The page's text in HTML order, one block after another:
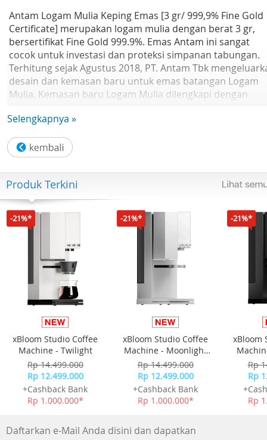
Antam Logam Mulia Keping Emas [3 gr/ 999,9% Fine Gold
Certificate] merupakan logam mulia dengan berat 3 gr,
bersertifikat Fine Gold 999.9%. Emas Antam ini sangat
cocok untuk investasi dan proteksi simpanan tabungan.
Terhitung sejak Agustus 2018, PT. Antam Tbk
desain dan kemasan baru untuk emas batangan Logam
Mulia. Kemasan baru Logam Mulia dilengkapi dengan
produk dapat diperiksa melalui aplikasi CertiEyeTM
Perhatian: Membuka atau merusak segel kemasan baru
Logam Mulia sama dengan merusak sertifikasi produk
PT. Antam Tbk
Fitur Produk:
- Logam Mulia
- Bersertifikat Fine Gold 999,9%
- Cocok untuk investasi dan proteksi simpanan tabungan
Selengkapnya »
Produk Terkini
-21%*
xBloom Studio Coffee
Machine - Twilight
Rp 14.499.000
Rp 12.499.000
+Cashback Bank
Rp 1.000.000*
-21%*
xBloom Studio Coffee
Machine - Moonlight
White
Rp 14.499.000
Rp 12.499.000
+Cashback Bank
Rp 1.000.000*
-21%*
xBloom
Rp
Rp
Rp
Daftarkan e-Mail Anda disini dan dapatkan